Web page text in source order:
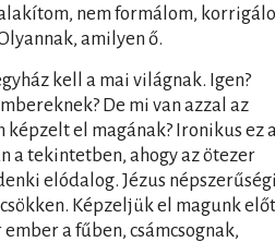
nem formálom,
amilyen ő.
kell a mai világnak. Igen?
De mi van azzal az
képzelt el magának? Ironikus ez
a tekintetben, ahogy az ötezer
elódalog. Jézus
Képzeljük el magunk
a fűben, csámcsognak,